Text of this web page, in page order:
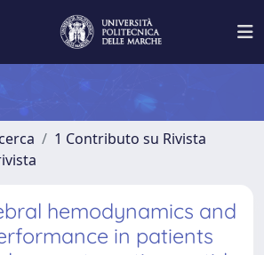
1 Contributo su Rivista
hemodynamics and
in patients